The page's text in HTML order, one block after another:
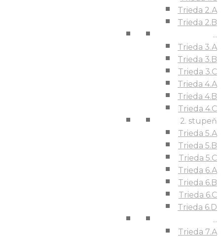
Trieda 2.A
Trieda 2.B
...
Trieda 3.A
Trieda 3.B
Trieda 3.C
Trieda 4.A
Trieda 4.B
Trieda 4.C
2. stupeň
Trieda 5.A
Trieda 5.B
Trieda 5.C
Trieda 6.A
Trieda 6.B
Trieda 6.C
Trieda 6.D
...
Trieda 7.A